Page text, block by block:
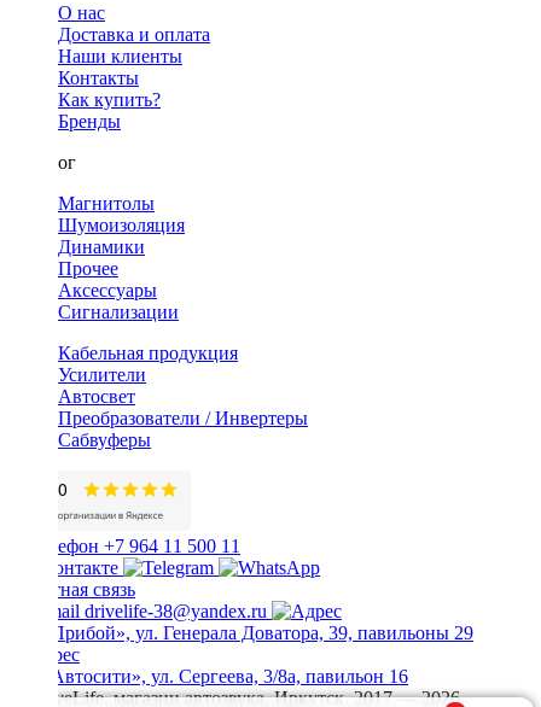
О нас
Доставка и оплата
Наши клиенты
Контакты
Как купить?
Бренды
Каталог
Магнитолы
Шумоизоляция
Динамики
Прочее
Аксессуары
Сигнализации
Кабельная продукция
Усилители
Автосвет
Преобразователи / Инвертеры
Сабвуферы
+7 964 11 500 11
Обратная связь
drivelife-38@yandex.ru
ТЦ «Прибой», ул. Генерала Доватора, 39, павильоны 29
ТЦ «Автосити», ул. Сергеева, 3/8а, павильон 16
© DriveLife, магазин автозвука, Иркутск. 2017 — 2026